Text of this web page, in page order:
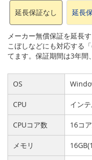
延長保証なし 延長
メーカー無償保証を延長
こぼしなどにも対応する
てます。保証期間は3年間
OS
CPU イン
CPUコア数 16コ
メモリ